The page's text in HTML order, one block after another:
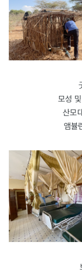
모성
산모
앰뷸